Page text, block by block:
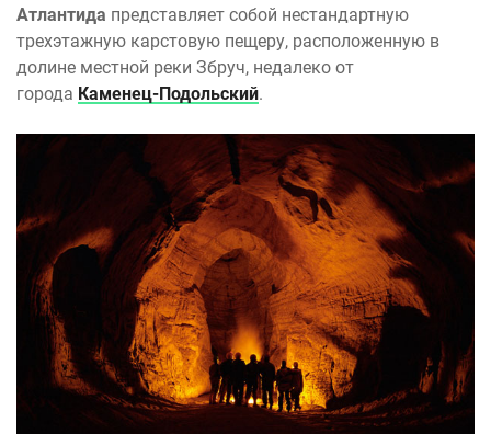
Атлантида представляет собой нестандартную
трехэтажную карстовую пещеру, расположенную в
долине местной реки Збруч, недалеко от
города Каменец-Подольский.